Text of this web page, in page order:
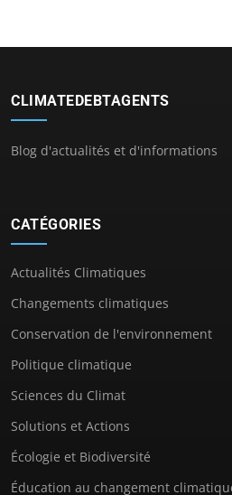
CLIMATEDEBTAGENTS
Blog d'actualités et d'informations
CATÉGORIES
Actualités Climatiques
Changements climatiques
Conservation de l'environnement
Politique climatique
Sciences du Climat
Solutions et Actions
Écologie et Biodiversité
Éducation au changement